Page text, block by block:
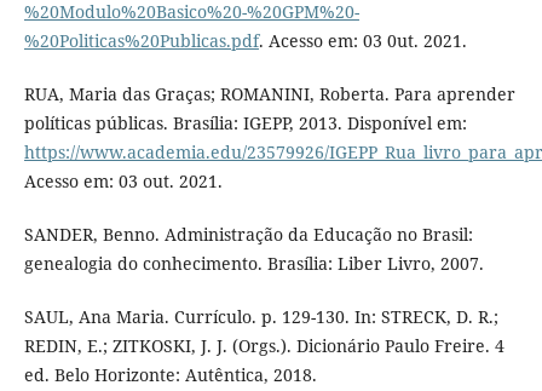
%20Modulo%20Basico%20-%20GPM%20-
%20Politicas%20Publicas.pdf. Acesso em: 03 0ut. 2021.
RUA, Maria das Graças; ROMANINI, Roberta. Para aprender
políticas públicas. Brasília: IGEPP, 2013. Disponível em:
https://www.academia.edu/23579926/
Acesso em: 03 out. 2021.
SANDER, Benno. Administração da Educação no Brasil:
genealogia do conhecimento. Brasília: Liber Livro, 2007.
SAUL, Ana Maria. Currículo. p. 129-130. In: STRECK, D. R.;
REDIN, E.; ZITKOSKI, J. J. (Orgs.). Dicionário Paulo Freire. 4
ed. Belo Horizonte: Autêntica, 2018.